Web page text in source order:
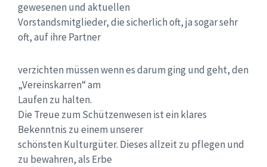
gewesenen und aktuellen
Vorstandsmitglieder, die sicherlich oft, ja sogar sehr
oft, auf ihre Partner
verzichten müssen wenn es darum ging und geht, den
„Vereinskarren“ am
Laufen zu halten.
Die Treue zum Schützenwesen ist ein klares
Bekenntnis zu einem unserer
schönsten Kulturgüter. Dieses allzeit zu pflegen und
zu bewahren, als Erbe